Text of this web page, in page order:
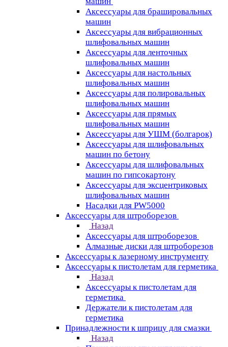
Аксессуары для брашировальных
машин
Аксессуары для вибрационных
шлифовальных машин
Аксессуары для ленточных
шлифовальных машин
Аксессуары для настольных
шлифовальных машин
Аксессуары для полировальных
шлифовальных машин
Аксессуары для прямых
шлифовальных машин
Аксессуары для УШМ (болгарок)
Аксессуары для шлифовальных
машин по бетону
Аксессуары для шлифовальных
машин по гипсокартону
Аксессуары для эксцентриковых
шлифовальных машин
Насадки для PW5000
Аксессуары для штроборезов
Назад
Аксессуары для штроборезов
Алмазные диски для штроборезов
Аксессуары к лазерному инструменту
Аксессуары к пистолетам для герметика
Назад
Аксессуары к пистолетам для
герметика
Держатели к пистолетам для
герметика
Принадлежности к шприцу для смазки
Назад